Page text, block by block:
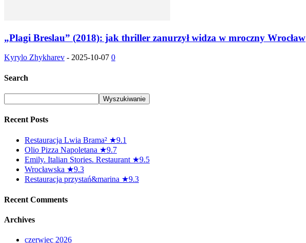
„Plagi Breslau” (2018): jak thriller zanurzył widza w mroczny Wrocław
Kyrylo Zhykharev - 2025-10-07 0
Search
Recent Posts
Restauracja Lwia Brama² ★9.1
Olio Pizza Napoletana ★9.7
Emily. Italian Stories. Restaurant ★9.5
Wrocławska ★9.3
Restauracja przystań&marina ★9.3
Recent Comments
Archives
czerwiec 2026